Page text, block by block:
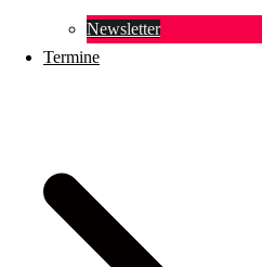
Newsletter
Termine